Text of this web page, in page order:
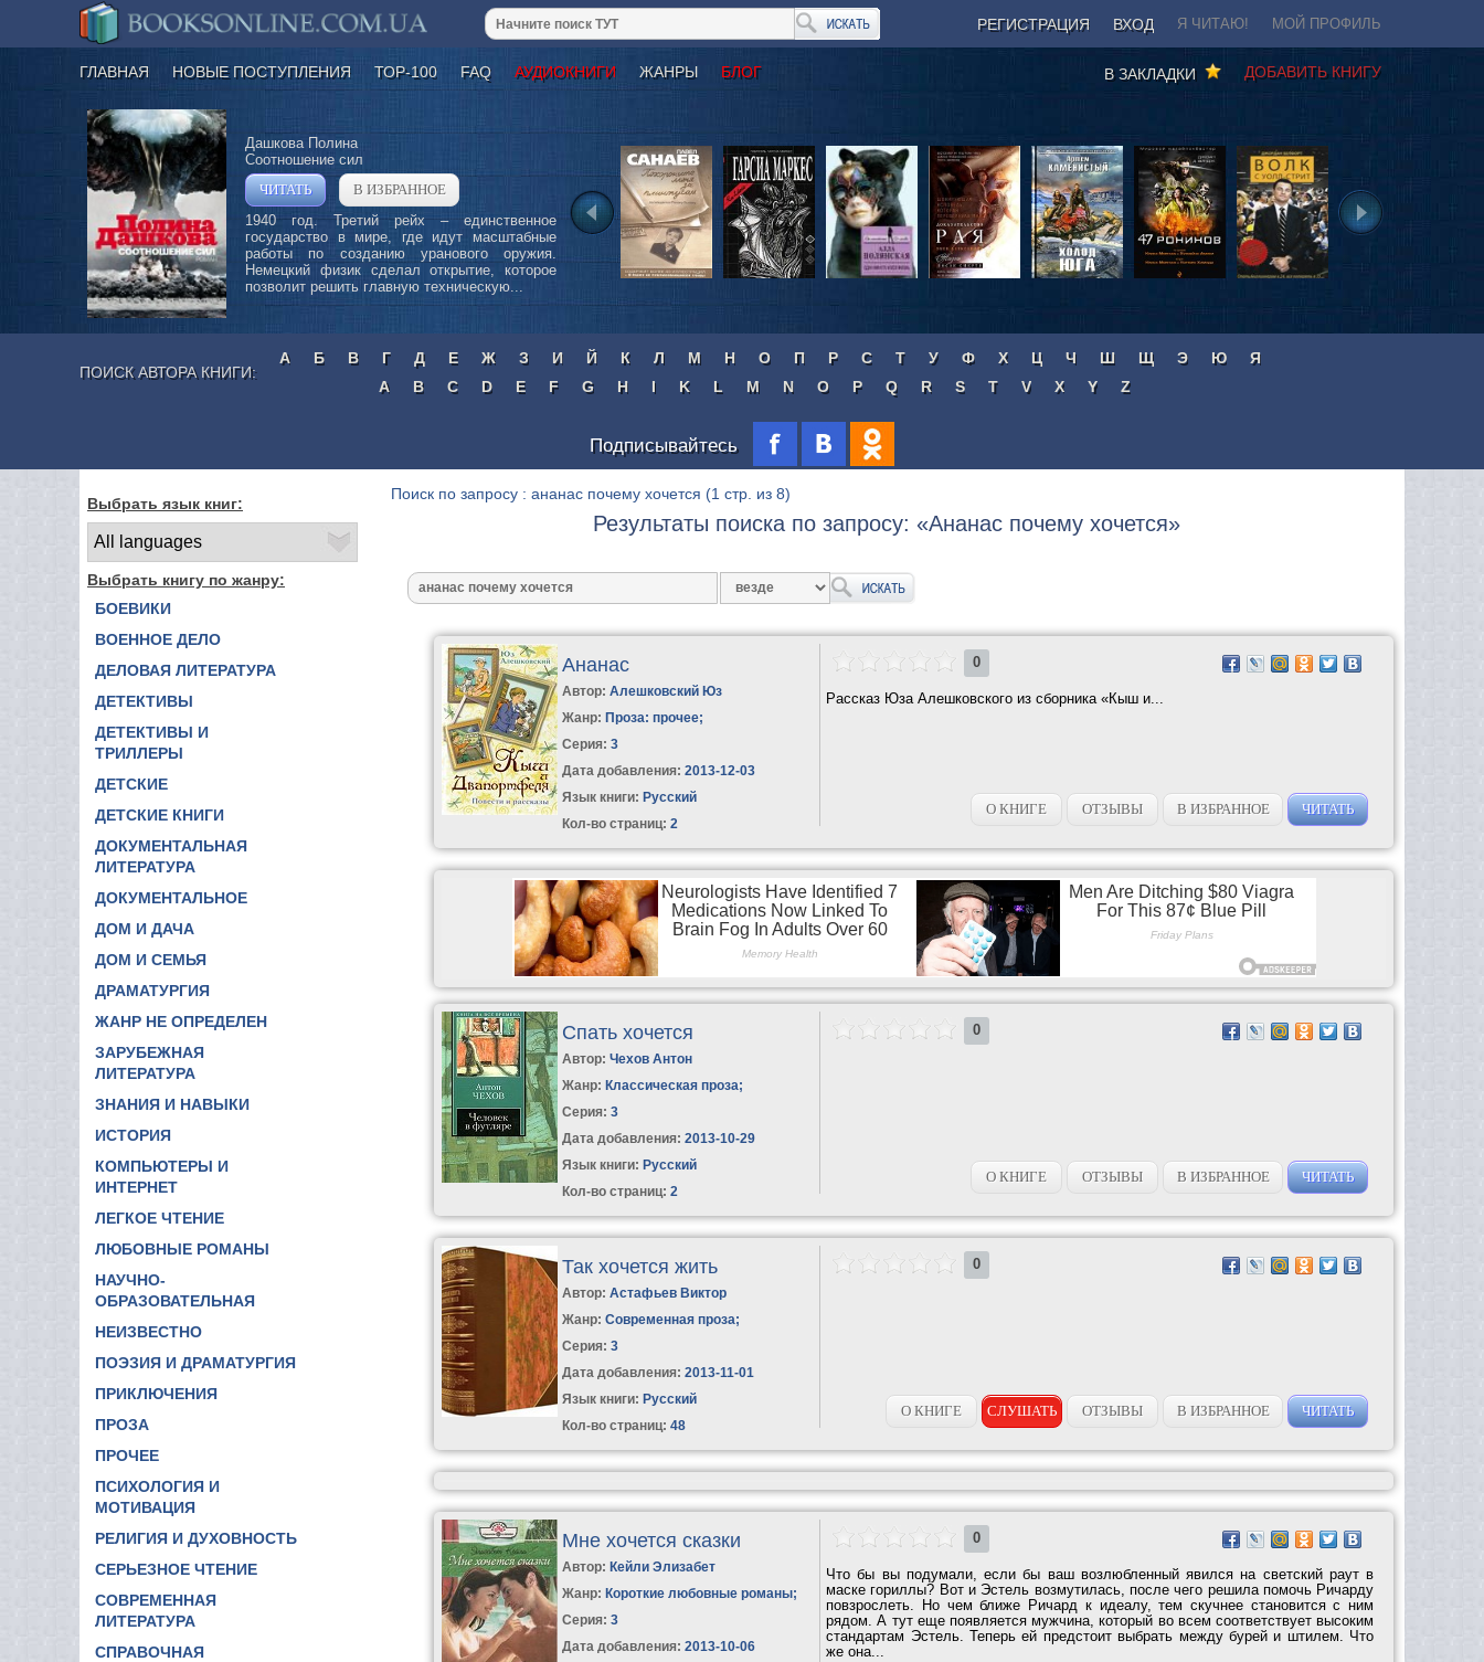
РЕГИСТРАЦИЯ ВХОД Я ЧИТАЮ! МОЙ ПРОФИЛЬ
ГЛАВНАЯ НОВЫЕ ПОСТУПЛЕНИЯ ТОР-100 FAQ АУДИОКНИГИ ЖАНРЫ БЛОГ ДОБАВИТЬ КНИГУ
В ЗАКЛАДКИ
Дашкова Полина
Соотношение сил
ЧИТАТЬ
В ИЗБРАННОЕ
1940 год. Третий рейх – единственное
государство в мире, где идут масштабные
работы по созданию уранового оружия.
Немецкий физик сделал открытие, которое
позволит решить главную техническую...
ПОИСК АВТОРА КНИГИ:
А Б В Г Д Е Ж З И Й К Л М Н О П Р С Т У Ф Х Ц Ч Ш Щ Э Ю
Я
A
B C D E F G H I K L M N O P Q R S T V X Y Z
Подписывайтесь
Выбрать язык книг:
Выбрать книгу по жанру:
БОЕВИКИ
ВОЕННОЕ ДЕЛО
ДЕЛОВАЯ ЛИТЕРАТУРА
ДЕТЕКТИВЫ
ДЕТЕКТИВЫ И
ТРИЛЛЕРЫ
ДЕТСКИЕ
ДЕТСКИЕ КНИГИ
ДОКУМЕНТАЛЬНАЯ
ЛИТЕРАТУРА
ДОКУМЕНТАЛЬНОЕ
ДОМ И ДАЧА
ДОМ И СЕМЬЯ
ДРАМАТУРГИЯ
ЖАНР НЕ ОПРЕДЕЛЕН
ЗАРУБЕЖНАЯ
ЛИТЕРАТУРА
ЗНАНИЯ И НАВЫКИ
ИСТОРИЯ
КОМПЬЮТЕРЫ И
ИНТЕРНЕТ
ЛЕГКОЕ ЧТЕНИЕ
ЛЮБОВНЫЕ РОМАНЫ
НАУЧНО-
ОБРАЗОВАТЕЛЬНАЯ
НЕИЗВЕСТНО
ПОЭЗИЯ И ДРАМАТУРГИЯ
ПРИКЛЮЧЕНИЯ
ПРОЗА
ПРОЧЕЕ
ПСИХОЛОГИЯ И
МОТИВАЦИЯ
РЕЛИГИЯ И ДУХОВНОСТЬ
СЕРЬЕЗНОЕ ЧТЕНИЕ
СОВРЕМЕННАЯ
ЛИТЕРАТУРА
СПРАВОЧНАЯ
Поиск по запросу : ананас почему хочется (1 стр. из 8)
Результаты поиска по запросу: «Ананас почему хочется»
Ананас
Автор:Алешковский Юз
Жанр: Проза: прочее;
Серия:3
Дата добавления: 2013-12-03
Язык книги: Русский
Кол-во страниц: 2
0
Рассказ Юза Алешковского из сборника «Кыш и...
О КНИГЕ ОТЗЫВЫ В ИЗБРАННОЕ ЧИТАТЬ
Спать хочется
Автор:Чехов Антон
Жанр: Классическая проза;
Серия:3
Дата добавления: 2013-10-29
Язык книги: Русский
Кол-во страниц: 2
0
О КНИГЕ ОТЗЫВЫ В ИЗБРАННОЕ ЧИТАТЬ
Так хочется жить
Автор:Астафьев Виктор
Жанр: Современная проза;
Серия:3
Дата добавления: 2013-11-01
Язык книги: Русский
Кол-во страниц: 48
0
О КНИГЕ СЛУШАТЬ ОТЗЫВЫ В ИЗБРАННОЕ ЧИТАТЬ
Мне хочется сказки
Автор: Кейли Элизабет
Жанр: Короткие любовные романы;
Серия:3
Дата добавления: 2013-10-06
0
Что бы вы подумали, если бы ваш возлюбленный явился на светский раут в
маске гориллы? Вот и Эстель возмутилась, после чего решила помочь Ричарду
повзрослеть. Но чем ближе Ричард к идеалу, тем скучнее становится с ним
рядом. А тут еще появляется мужчина, который во всем соответствует высоким
стандартам Эстель. Теперь ей предстоит выбрать между бурей и штилем. Что
же она...